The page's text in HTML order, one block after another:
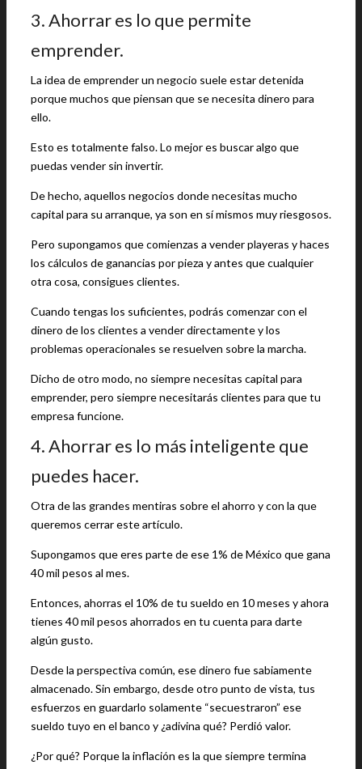
3. Ahorrar es lo que permite
emprender.
La idea de emprender un negocio suele estar detenida
porque muchos que piensan que se necesita dinero para
ello.
Esto es totalmente falso. Lo mejor es buscar algo que
puedas vender sin invertir.
De hecho, aquellos negocios donde necesitas mucho
capital para su arranque, ya son en sí mismos muy riesgosos.
Pero supongamos que comienzas a vender playeras y haces
los cálculos de ganancias por pieza y antes que cualquier
otra cosa, consigues clientes.
Cuando tengas los suficientes, podrás comenzar con el
dinero de los clientes a vender directamente y los
problemas operacionales se resuelven sobre la marcha.
Dicho de otro modo, no siempre necesitas capital para
emprender, pero siempre necesitarás clientes para que tu
empresa funcione.
4. Ahorrar es lo más inteligente que
puedes hacer.
Otra de las grandes mentiras sobre el ahorro y con la que
queremos cerrar este artículo.
Supongamos que eres parte de ese 1% de México que gana
40 mil pesos al mes.
Entonces, ahorras el 10% de tu sueldo en 10 meses y ahora
tienes 40 mil pesos ahorrados en tu cuenta para darte
algún gusto.
Desde la perspectiva común, ese dinero fue sabiamente
almacenado. Sin embargo, desde otro punto de vista, tus
esfuerzos en guardarlo solamente “secuestraron” ese
sueldo tuyo en el banco y ¿adivina qué? Perdió valor.
¿Por qué? Porque la inflación es la que siempre termina